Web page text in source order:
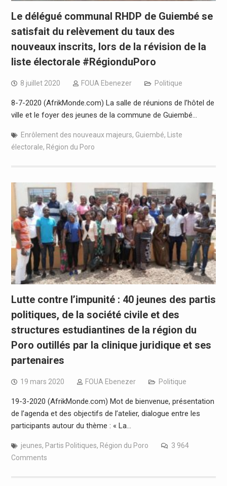
Le délégué communal RHDP de Guiembé se
satisfait du relèvement du taux des
nouveaux inscrits, lors de la révision de la
liste électorale #RégionduPoro
8 juillet 2020 FOUA Ebenezer Politique
8-7-2020 (AfrikMonde.com) La salle de réunions de l’hôtel de
ville et le foyer des jeunes de la commune de Guiembé…
Enrôlement des nouveaux majeurs, Guiembé, Liste
électorale, Région du Poro
Lutte contre l’impunité : 40 jeunes des partis
politiques, de la société civile et des
structures estudiantines de la région du
Poro outillés par la clinique juridique et ses
partenaires
19 mars 2020 FOUA Ebenezer Politique
19-3-2020 (AfrikMonde.com) Mot de bienvenue, présentation
de l’agenda et des objectifs de l’atelier, dialogue entre les
participants autour du thème : « La…
jeunes, Partis Politiques, Région du Poro
3 964
Comments